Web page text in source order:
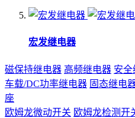
宏发继电器
磁保持继电器 高频继电器 安全
车载/DC功率继电器 固态继电
座
欧姆龙微动开关 欧姆龙检测开